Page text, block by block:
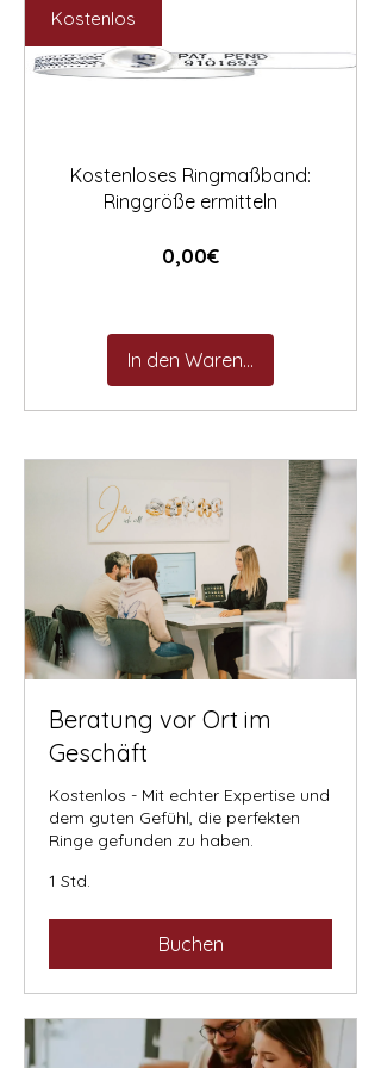
Kostenlos
Kostenloses Ringmaßband:
Ringgröße ermitteln
0,00€Preis
In den Warenkorb
Beratung vor Ort im
Geschäft
Kostenlos - Mit echter Expertise und
dem guten Gefühl, die perfekten
Ringe gefunden zu haben.
1 Std.
Buchen